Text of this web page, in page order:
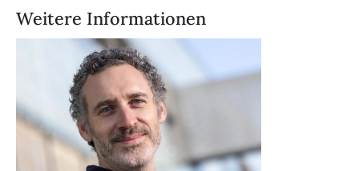
Weitere Informationen